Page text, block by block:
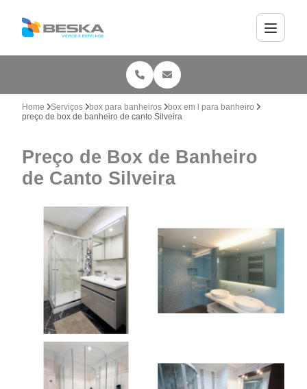
Home Serviços box para banheiros
box em l para banheiro
preço de box de banheiro de canto Silveira
Preço de Box de Banheiro
de Canto Silveira